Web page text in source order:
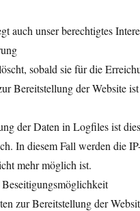
auch unser berechtigtes
sobald sie für die
Bereitstellung der Website
der Daten in Logfiles ist
In diesem Fall werden die
mehr möglich ist.
zur Bereitstellung der